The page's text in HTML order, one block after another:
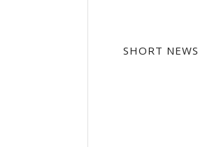
SHORT NEWS